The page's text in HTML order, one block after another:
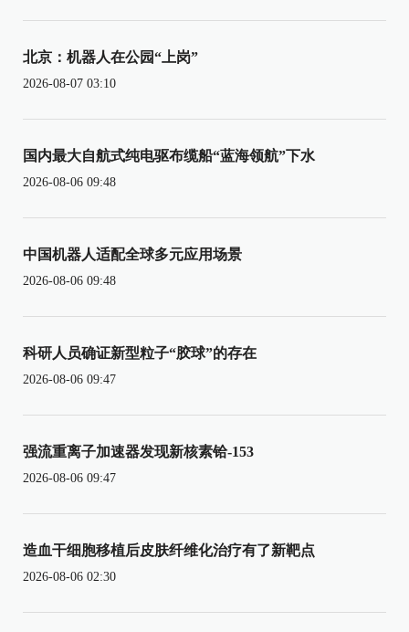
北京：机器人在公园“上岗”
2026-08-07 03:10
国内最大自航式纯电驱布缆船“蓝海领航”下水
2026-08-06 09:48
中国机器人适配全球多元应用场景
2026-08-06 09:48
科研人员确证新型粒子“胶球”的存在
2026-08-06 09:47
强流重离子加速器发现新核素铪-153
2026-08-06 09:47
造血干细胞移植后皮肤纤维化治疗有了新靶点
2026-08-06 02:30